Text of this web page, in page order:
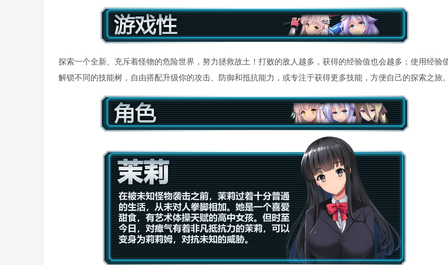
探索一个全新、充斥着怪物的危险世界，努力拯救故土！打败的敌人越多，获得的经验值也会越多；使用经验
解锁不同的技能树，自由搭配升级你的攻击、防御和抵抗能力，或专注于获得更多技能，方便自己的探索之旅